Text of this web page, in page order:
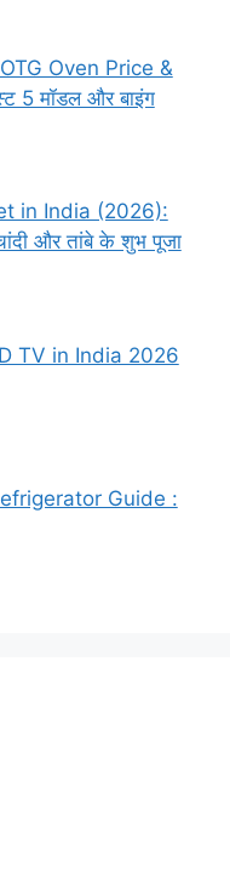
Oven Price &
5 मॉडल और बाइंग
in India (2026):
और तांबे के शुभ पूजा
TV in India 2026
Guide :